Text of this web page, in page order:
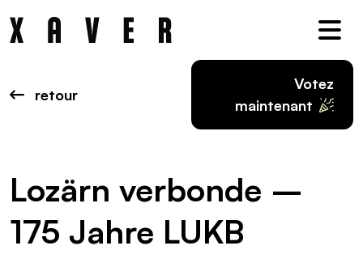
retour
Votez
maintenant
Lozärn verbonde –
175 Jahre LUKB